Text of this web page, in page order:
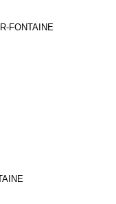
FONTAINE